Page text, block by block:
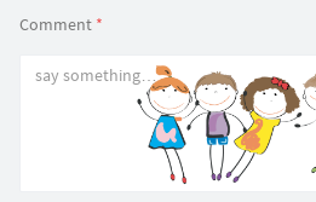
Comment *